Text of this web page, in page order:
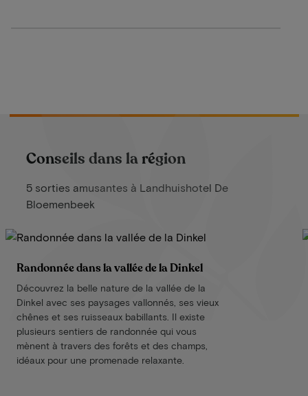
Conseils dans la région
5 sorties amusantes à Landhuishotel De
Bloemenbeek
Randonnée dans la vallée de la Dinkel
Découvrez la belle nature de la vallée de la
Dinkel avec ses paysages vallonnés, ses vieux
chênes et ses ruisseaux babillants. Il existe
plusieurs sentiers de randonnée qui vous
mènent à travers des forêts et des champs,
idéaux pour une promenade relaxante.